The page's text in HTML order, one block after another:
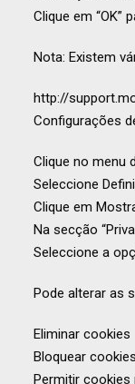
Clique em “OK”
Nota: Existem
http://
Configurações
Clique no menu
Seleccione
Clique em
Na secção
Seleccione a
Pode alterar as
Eliminar cookies
Bloquear
Permitir cookies